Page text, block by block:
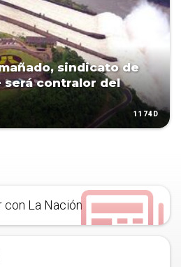
sindicato de
será contralor del
1174D
La Nación